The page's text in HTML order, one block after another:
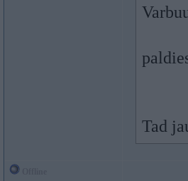
Tad